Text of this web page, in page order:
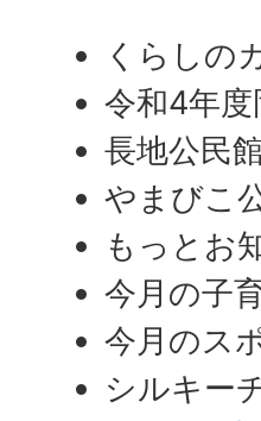
くらしの
令和4年
長地公民
やまびこ
もっとお
今月の子
今月のス
シルキー